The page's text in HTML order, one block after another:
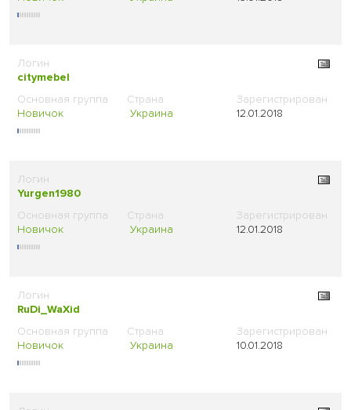
citymebel
Новичок Украина 12.01.2018
Yurgen1980
Новичок Украина 12.01.2018
RuDi_WaXid
Новичок Украина 10.01.2018